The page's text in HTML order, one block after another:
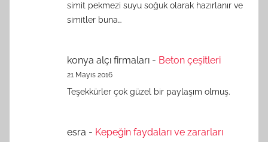
simit pekmezi suyu soğuk olarak hazırlanır ve
simitler buna…
konya alçı firmaları - Beton çeşitleri
21 Mayıs 2016
Teşekkürler çok güzel bir paylaşım olmuş.
esra - Kepeğin faydaları ve zararları